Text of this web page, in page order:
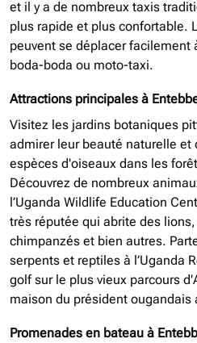
et il y a de nombreux taxis
plus rapide et plus confortable.
peuvent se déplacer facilement
boda-boda ou moto-taxi.
Attractions principales à
Visitez les jardins botaniques
admirer leur beauté naturelle et
espèces d'oiseaux dans les
Découvrez de nombreux
l’Uganda Wildlife Education
très réputée qui abrite des
chimpanzés et bien autres.
serpents et reptiles à l’Uganda
golf sur le plus vieux parcours
maison du président
Promenades en bateau à